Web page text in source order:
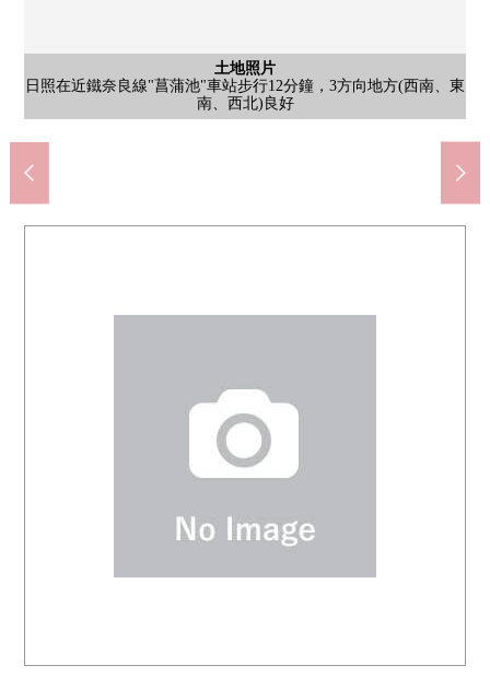
土地照片
日照在近鐵奈良線"菖蒲池"車站步行12分鐘，3方向地方(西南、東
南、西北)良好
土地照片
是第一類低層住宅專用區清靜的住宅地
含有前面道路的外觀
含有前面道路的外觀
含有前面道路的外觀
含有前面道路的外觀
殺害Harves池塘商店(約900m)
步行12分鐘。
isokawaayame池塘商店(約1500m)
步行19分鐘。
奈良市立平城中學(約1300m)
步行17分鐘。
殺害Kirin-SeagramLtd.池塘商店(約1000m)
步行13分鐘。